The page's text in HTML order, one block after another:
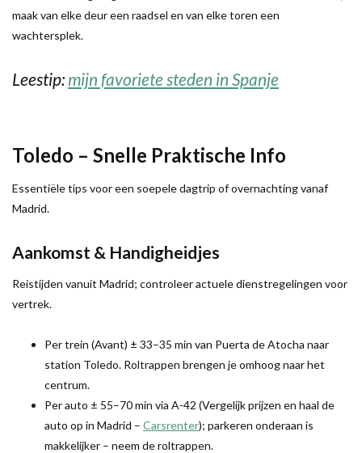
maak van elke deur een raadsel en van elke toren een
wachtersplek.
Leestip: mijn favoriete steden in Spanje
Toledo – Snelle Praktische Info
Essentiële tips voor een soepele dagtrip of overnachting vanaf
Madrid.
Aankomst & Handigheidjes
Reistijden vanuit Madrid; controleer actuele dienstregelingen voor
vertrek.
Per trein (Avant) ± 33–35 min van Puerta de Atocha naar
station Toledo. Roltrappen brengen je omhoog naar het
centrum.
Per auto ± 55–70 min via A-42 (Vergelijk prijzen en haal de
auto op in Madrid – Carsrenter); parkeren onderaan is
makkelijker – neem de roltrappen.